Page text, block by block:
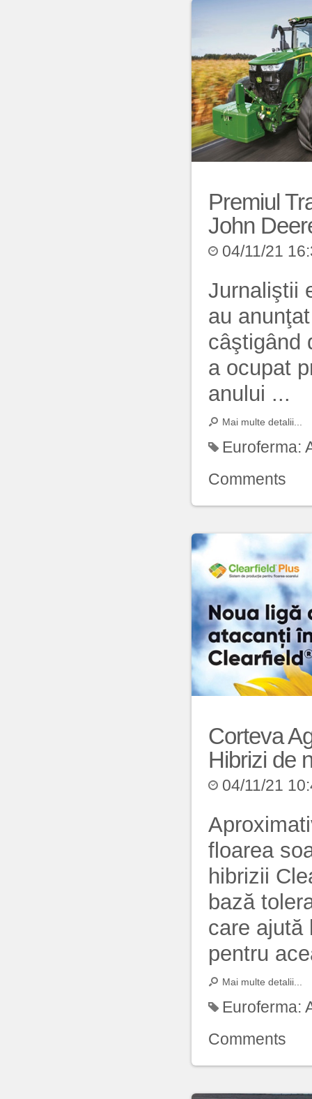
Premiul
John
04/11/21
Jurnaliştii
au
câştigând
a ocupat
anului ...
Mai multe detalii...
Euroferma:
Comments
Corteva
Hibrizi de
04/11/21
floarea
hibrizii
bază
care ajută
pentru
Mai multe detalii...
Euroferma:
Comments